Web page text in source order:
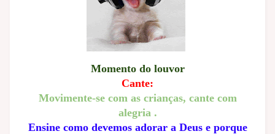
Momento do louvor
Cante:
Movimente-se com as crianças, cante com
alegria .
Ensine como devemos adorar a Deus e porque